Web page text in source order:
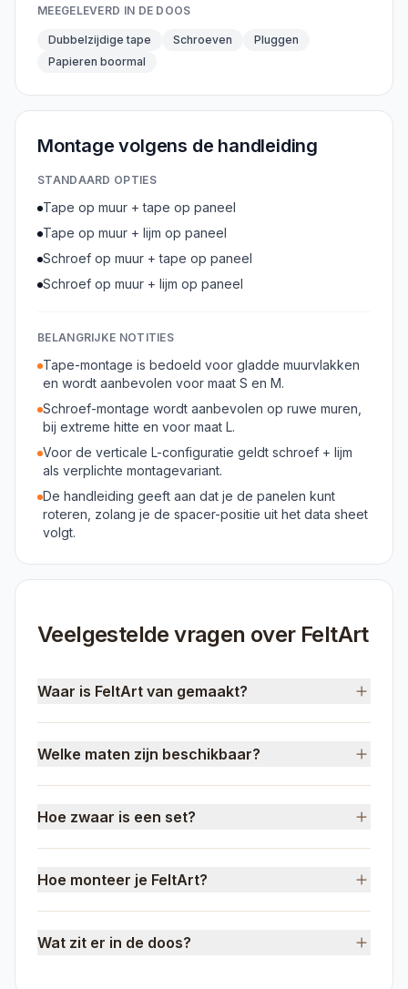
MEEGELEVERD IN DE DOOS
Dubbelzijdige tape Schroeven
Pluggen
Papieren boormal
Montage volgens de handleiding
STANDAARD OPTIES
Tape op muur + tape op paneel
Tape op muur + lijm op paneel
Schroef op muur + tape op paneel
Schroef op muur + lijm op paneel
BELANGRIJKE NOTITIES
Tape-montage is bedoeld voor gladde muurvlakken
en wordt aanbevolen voor maat S en M.
Schroef-montage wordt aanbevolen op ruwe muren,
bij extreme hitte en voor maat L.
Voor de verticale L-configuratie geldt schroef + lijm
als verplichte montagevariant.
De handleiding geeft aan dat je de panelen kunt
roteren, zolang je de spacer-positie uit het data sheet
volgt.
Veelgestelde vragen over FeltArt
Waar is FeltArt van gemaakt?
Welke maten zijn beschikbaar?
Hoe zwaar is een set?
Hoe monteer je FeltArt?
Wat zit er in de doos?